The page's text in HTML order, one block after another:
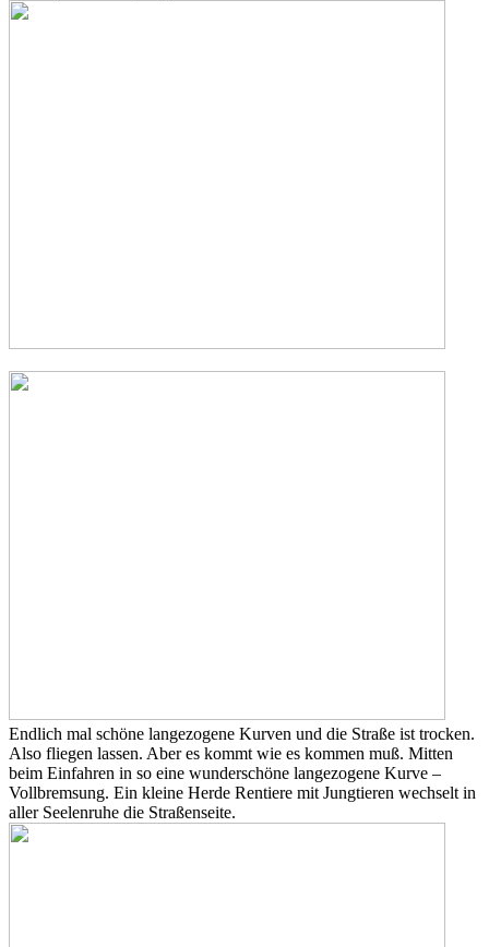
Endlich mal schöne langezogene Kurven und die Straße ist trocken.
Also fliegen lassen. Aber es kommt wie es kommen muß. Mitten
beim Einfahren in so eine wunderschöne langezogene Kurve –
Vollbremsung. Ein kleine Herde Rentiere mit Jungtieren wechselt in
aller Seelenruhe die Straßenseite.